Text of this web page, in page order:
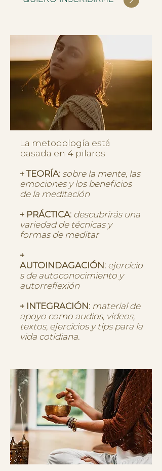
La metodología está
basada en 4 pilares:
+ TEORÍA: sobre la mente, las
emociones y los beneficios
de la meditación
+ PRÁCTICA: descubrirás una
variedad de técnicas y
formas de meditar
+
AUTOINDAGACIÓN: ejercicio
s de autoconocimiento y
autorreflexión
+ INTEGRACIÓN: material de
apoyo como audios, videos,
textos, ejercicios y tips para la
vida cotidiana.